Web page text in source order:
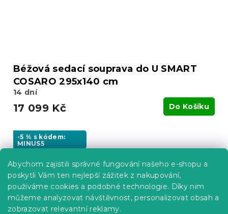
Abychom zajistili správné fungování našeho e-shopu a
poskytli Vám ten nejlepší zážitek z nakupování,
používáme cookies a podobné technologie. Díky nim
můžeme analyzovat návštěvnost, personalizovat obsah a
zobrazovat relevantní reklamy.
Béžová sedací souprava do U SMART
COSARO 295x140 cm
14 dní
17 099 Kč Do Košíku
-5 % s kódem:
MINUS5